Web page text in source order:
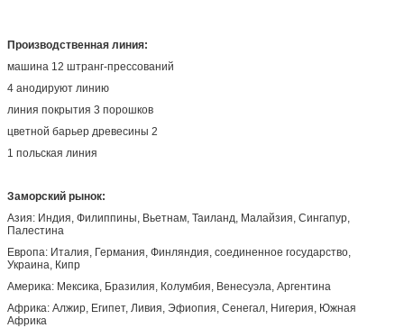
Производственная линия:
машина 12 штранг-прессований
4 анодируют линию
линия покрытия 3 порошков
цветной барьер древесины 2
1 польская линия
Заморский рынок:
Азия: Индия, Филиппины, Вьетнам, Таиланд, Малайзия, Сингапур,
Палестина
Европа: Италия, Германия, Финляндия, соединенное государство,
Украина, Кипр
Америка: Мексика, Бразилия, Колумбия, Венесуэла, Аргентина
Африка: Алжир, Египет, Ливия, Эфиопия, Сенегал, Нигерия, Южная
Африка